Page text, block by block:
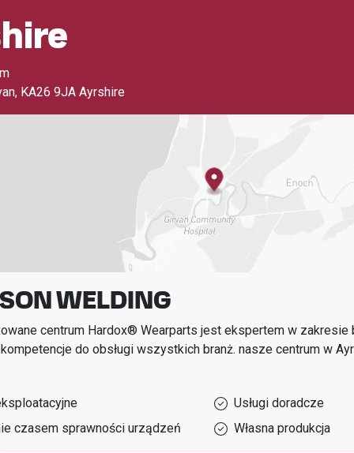
, KA26 9JA Ayrshire
WELDING
centrum Hardox® Wearparts jest ekspertem w zakresie
do obsługi wszystkich branż. nasze centrum w
Usługi doradcze
czasem sprawności urządzeń
Własna produkcja